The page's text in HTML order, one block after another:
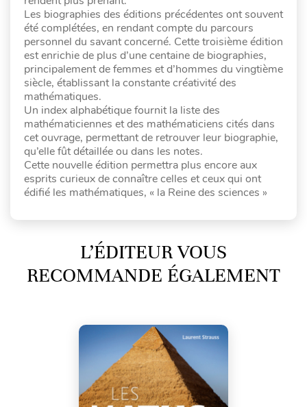
Les biographies des éditions précédentes ont souvent
été complétées, en rendant compte du parcours
personnel du savant concerné. Cette troisième édition
est enrichie de plus d’une centaine de biographies,
principalement de femmes et d’hommes du vingtième
siècle, établissant la constante créativité des
mathématiques.
Un index alphabétique fournit la liste des
mathématiciennes et des mathématiciens cités dans
cet ouvrage, permettant de retrouver leur biographie,
qu’elle fût détaillée ou dans les notes.
Cette nouvelle édition permettra plus encore aux
esprits curieux de connaître celles et ceux qui ont
édifié les mathématiques, « la Reine des sciences »
L’ÉDITEUR VOUS
RECOMMANDE ÉGALEMENT